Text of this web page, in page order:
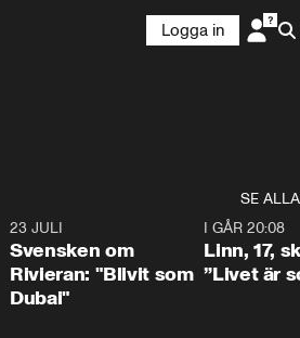
Logga in
SE ALLA
23 JULI
Svensken om
Rivieran: "Blivit som
Dubai"
I GÅR 20:08
Linn, 17,
”Livet är